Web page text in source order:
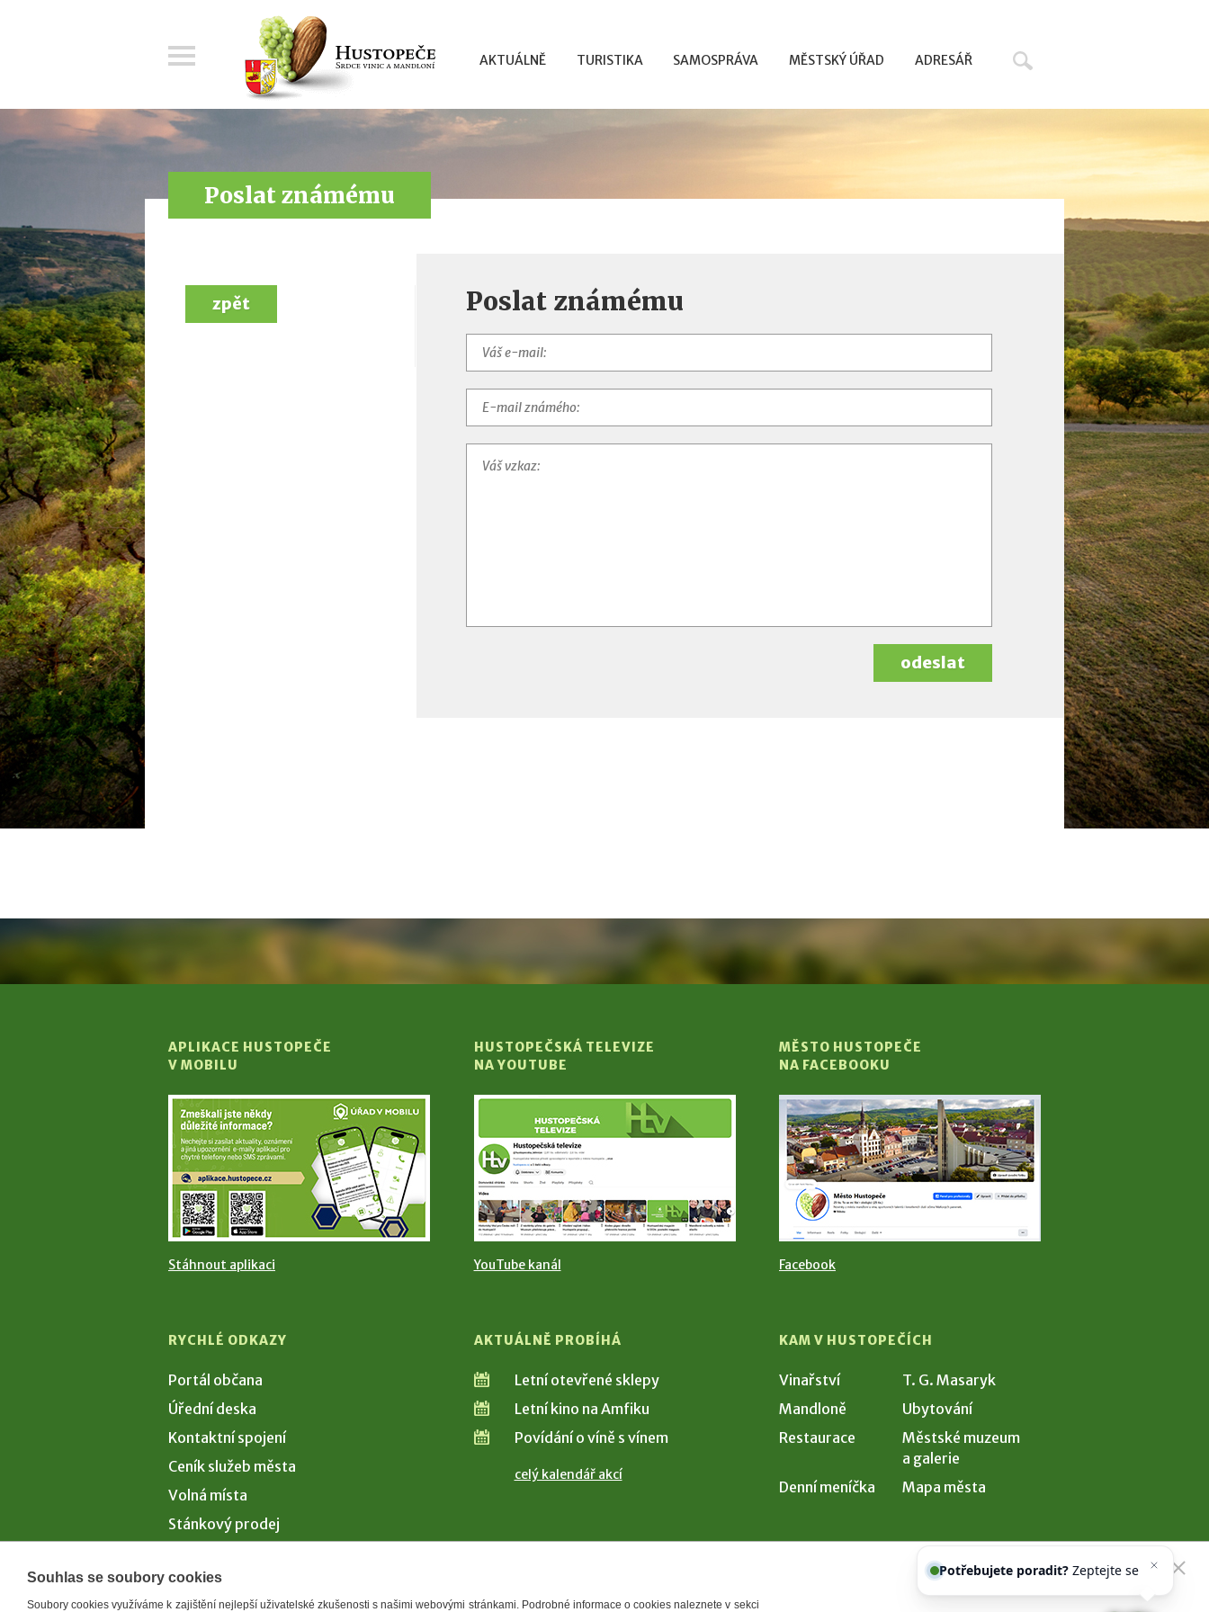
AKTUÁLNĚ TURISTIKA SAMOSPRÁVA MĚSTSKÝ ÚŘAD ADRESÁŘ
Poslat známému
Poslat známému
odeslat
zpět
APLIKACE HUSTOPEČE
V MOBILU
Stáhnout aplikaci
HUSTOPEČSKÁ TELEVIZE
NA YOUTUBE
YouTube kanál
MĚSTO HUSTOPEČE
NA FACEBOOKU
Facebook
RYCHLÉ ODKAZY
Portál občana
Úřední deska
Kontaktní spojení
Ceník služeb města
Volná místa
Stánkový prodej
AKTUÁLNĚ PROBÍHÁ
Letní otevřené sklepy
Letní kino na Amfiku
Povídání o víně s vínem
celý kalendář akcí
KAM V HUSTOPEČÍCH
Vinařství
T. G. Masaryk
Mandloně
Ubytování
Restaurace
Městské muzeum
a galerie
Denní meníčka
Mapa města
Souhlas se soubory cookies
Soubory cookies využíváme k zajištění nejlepší uživatelské zkušenosti s našimi webovými stránkami. Podrobné informace o cookies naleznete v sekci
našeho asistentaChe